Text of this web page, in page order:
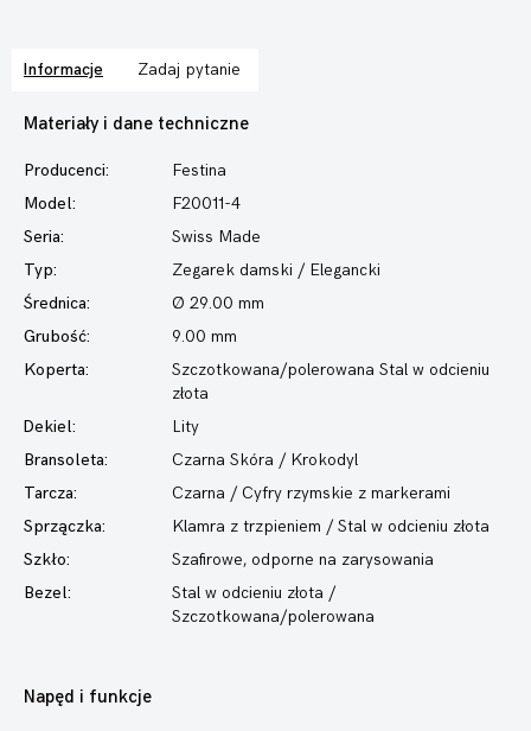
Informacje Zadaj pytanie
Materiały i dane techniczne
Producenci:
Festina
Model:
F20011-4
Seria:
Swiss Made
Typ:
Zegarek damski / Elegancki
Średnica:
Ø 29.00 mm
Grubość:
9.00 mm
Koperta:
Szczotkowana/polerowana Stal w odcieniu
złota
Dekiel:
Lity
Bransoleta:
Czarna Skóra / Krokodyl
Tarcza:
Czarna / Cyfry rzymskie z markerami
Sprzączka:
Klamra z trzpieniem / Stal w odcieniu złota
Szkło:
Szafirowe, odporne na zarysowania
Bezel:
Stal w odcieniu złota /
Szczotkowana/polerowana
Napęd i funkcje